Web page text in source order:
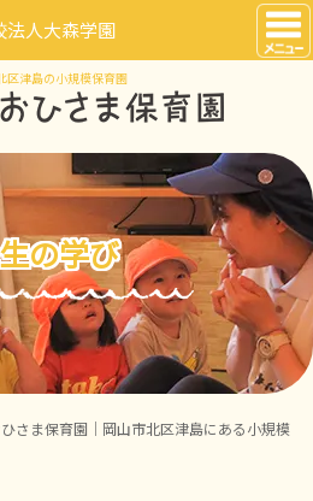
区津島の小規模保育園
の学び
法人大森学園
さま保育園｜岡山市北区津島にある小規模